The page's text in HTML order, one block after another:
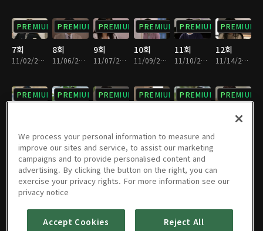
PREMIUM
7회
11/02/2023 • 30분
PREMIUM
8회
11/06/2023 • 29분
PREMIUM
9회
11/07/2023 • 30분
PREMIUM
10회
11/09/2023 • 30분
PREMIUM
11회
11/10/2023 • 30분
PREMIUM
12회
11/14/2023 • 30분
PREMIUM PREMIUM PREMIUM PREMIUM PREMIUM PREMIUM
PREMIUM
19회
11/23/2023 • 29분
PREMIUM
20회
PREMIUM
21회
PREMIUM
22회
PREMIUM
23회 24회
We process your personal information to measure and
improve our sites and service, to assist our marketing
campaigns and to provide personalised content and
advertising. By clicking the button on the right, you can
exercise your privacy rights. For more information see our
privacy notice
Accept Cookies Reject All